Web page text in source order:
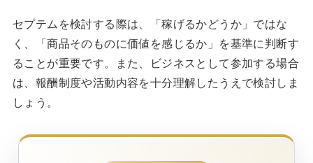
セプテムを検討する際は、「稼げるかどうか」ではな
く、「商品そのものに価値を感じるか」を基準に判断す
ることが重要です。また、ビジネスとして参加する場合
は、報酬制度や活動内容を十分理解したうえで検討しま
しょう。